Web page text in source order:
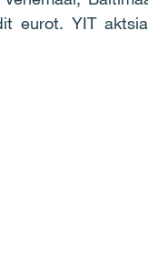
eurot. YIT